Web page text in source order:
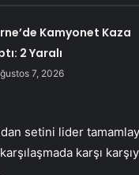
Kamyonet Kaza
2 Yaralı
7, 2026
setini lider
karşı